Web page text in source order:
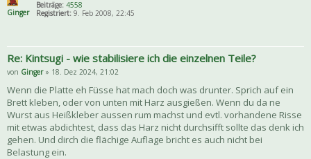
Ginger
Beiträge: 4558
Registriert: 9. Feb 2008, 22:45
Re: Kintsugi - wie stabilisiere ich die einzelnen Teile?
von Ginger» 18. Dez 2024, 21:02
Wenn die Platte eh Füsse hat mach doch was drunter. Sprich auf ein
Brett kleben, oder von unten mit Harz ausgießen. Wenn du da ne
Wurst aus Heißkleber aussen rum machst und evtl. vorhandene Risse
mit etwas abdichtest, dass das Harz nicht durchsifft sollte das denk ich
gehen. Und dirch die flächige Auflage bricht es auch nicht bei
Belastung ein.